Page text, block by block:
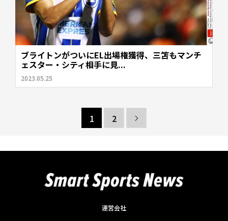
ブライトンがついにEL出場権獲得、三笘もマンチ
ェスター・シティ相手に見...
2023.05.25
1 2 
運営会社